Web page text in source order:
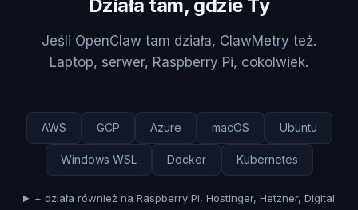
Działa tam, gdzie Ty
Jeśli OpenClaw tam działa, ClawMetry też.
Laptop, serwer, Raspberry Pi, cokolwiek.
AWS GCP Azure macOS Ubuntu
Windows WSL Docker Kubernetes
+ działa również na Raspberry Pi, Hostinger, Hetzner, Digital